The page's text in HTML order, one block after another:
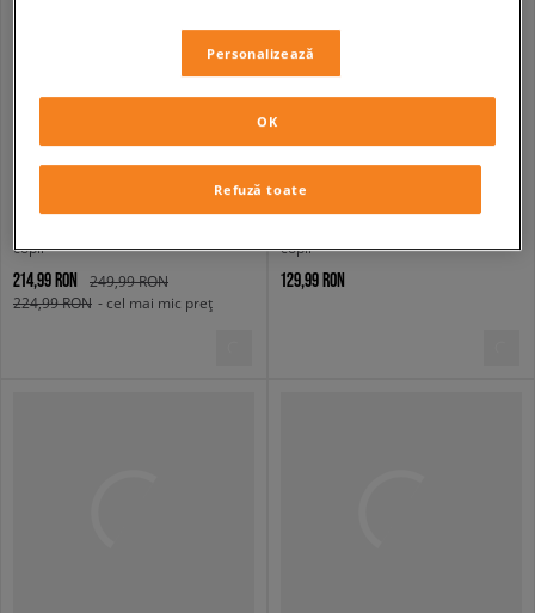
copii
214,99 RON
249,99 RON
224,99 RON - cel mai mic preț
copii
129,99 RON
Personalizează
Refuză toate
OK